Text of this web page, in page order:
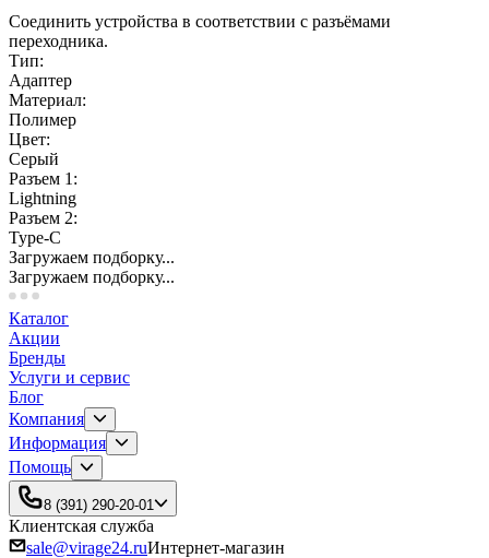
Соединить устройства в соответствии с разъёмами
переходника.
Тип:
Адаптер
Материал:
Полимер
Цвет:
Серый
Разъем 1:
Lightning
Разъем 2:
Type-C
Загружаем подборку...
Загружаем подборку...
Каталог
Акции
Бренды
Услуги и сервис
Блог
Компания
Информация
Помощь
8 (391) 290-20-01
Клиентская служба
sale@virage24.ruИнтернет-магазин